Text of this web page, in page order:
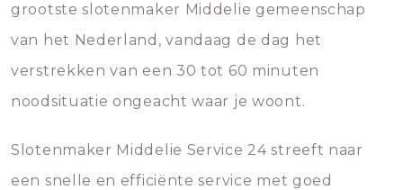
grootste slotenmaker Middelie gemeenschap
van het Nederland, vandaag de dag het
verstrekken van een 30 tot 60 minuten
noodsituatie ongeacht waar je woont.
Slotenmaker Middelie Service 24 streeft naar
een snelle en efficiënte service met goed